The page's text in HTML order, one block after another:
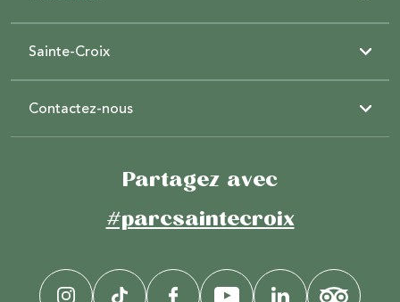
Sainte-Croix
Contactez-nous
Partagez avec
#parcsaintecroix